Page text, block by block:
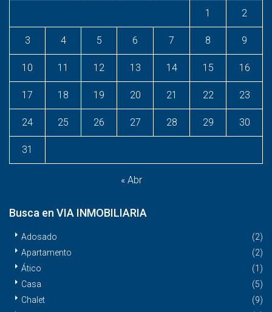
1 2
3 4 5 6 7 8 9
10 11 12 13 14 15 16
17 18 19 20 21 22 23
24 25 26 27 28 29 30
31
« Abr
Busca en VIA INMOBILIARIA
Adosado
(2)
Apartamento
(2)
Ático
(1)
Casa
(5)
Chalet
(9)